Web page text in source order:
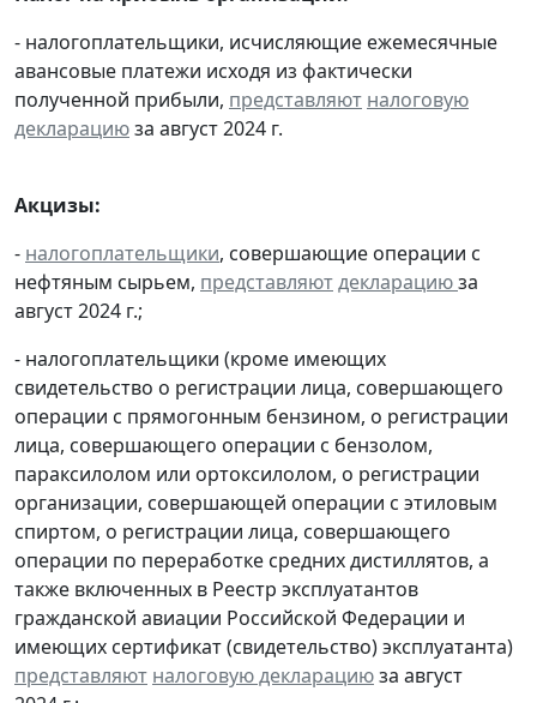
- налогоплательщики, исчисляющие ежемесячные
авансовые платежи исходя из фактически
полученной прибыли, представляют налоговую
декларациюза август 2024 г.
Акцизы:
- налогоплательщики, совершающие операции с
нефтяным сырьем, представляютдекларациюза
август 2024 г.;
- налогоплательщики (кроме имеющих
свидетельство о регистрации лица, совершающего
операции с прямогонным бензином, о регистрации
лица, совершающего операции с бензолом,
параксилолом или ортоксилолом, о регистрации
организации, совершающей операции с этиловым
спиртом, о регистрации лица, совершающего
операции по переработке средних дистиллятов, а
также включенных в Реестр эксплуатантов
гражданской авиации Российской Федерации и
имеющих сертификат (свидетельство) эксплуатанта)
представляют налоговую декларациюза август